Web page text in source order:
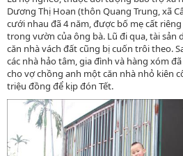
Dương Thị Hoan (thôn Quang Trung, xã
cưới nhau đã 4 năm, được bố mẹ cất
trong vườn của ông bà. Lũ đi qua, tài sản
căn nhà vách đất cũng bị cuốn trôi theo.
các nhà hảo tâm, gia đình và hàng xóm
cho vợ chồng anh một căn nhà nhỏ kiên
triệu đồng để kịp đón Tết.